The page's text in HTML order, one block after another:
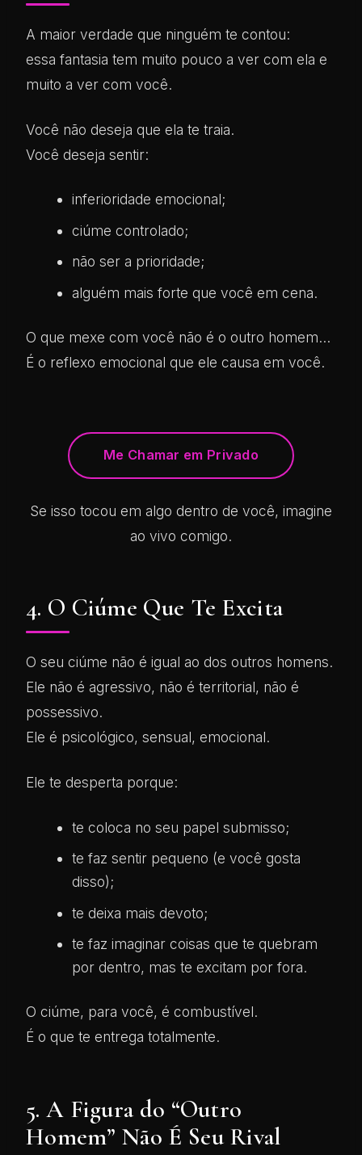
A maior verdade que ninguém te contou:
essa fantasia tem muito pouco a ver com ela e
muito a ver com você.
Você não deseja que ela te traia.
Você deseja sentir:
inferioridade emocional;
ciúme controlado;
não ser a prioridade;
alguém mais forte que você em cena.
O que mexe com você não é o outro homem…
É o reflexo emocional que ele causa em você.
Me Chamar em Privado
Se isso tocou em algo dentro de você, imagine
ao vivo comigo.
4. O Ciúme Que Te Excita
O seu ciúme não é igual ao dos outros homens.
Ele não é agressivo, não é territorial, não é
possessivo.
Ele é psicológico, sensual, emocional.
Ele te desperta porque:
te coloca no seu papel submisso;
te faz sentir pequeno (e você gosta
disso);
te deixa mais devoto;
te faz imaginar coisas que te quebram
por dentro, mas te excitam por fora.
O ciúme, para você, é combustível.
É o que te entrega totalmente.
5. A Figura do “Outro
Homem” Não É Seu Rival